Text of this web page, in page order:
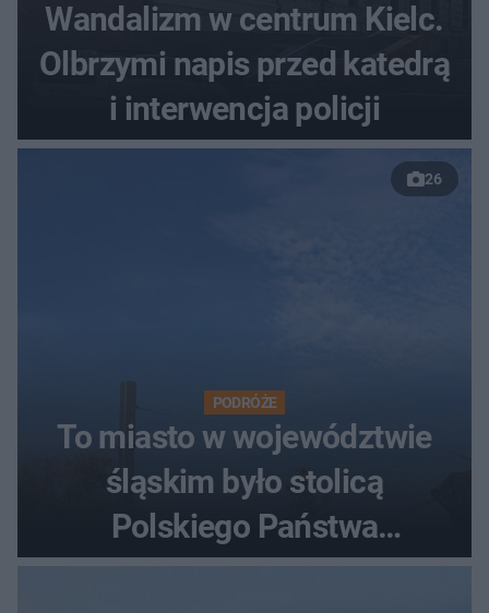
Wandalizm w centrum Kielc.
Olbrzymi napis przed katedrą
i interwencja policji
26
PODRÓŻE
To miasto w województwie
śląskim było stolicą
Polskiego Państwa
Podziemnego. Dziś zna je